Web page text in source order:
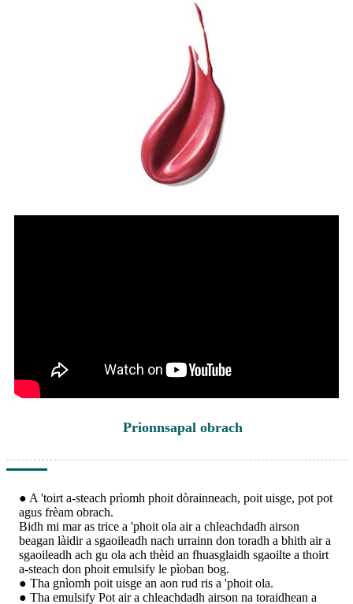
Prionnsapal obrach
● A 'toirt a-steach prìomh phoit dòrainneach, poit uisge, pot pot
agus frèam obrach.
Bidh mi mar as trice a 'phoit ola air a chleachdadh airson
beagan làidir a sgaoileadh nach urrainn don toradh a bhith air a
sgaoileadh ach gu ola ach thèid an fhuasglaidh sgaoilte a thoirt
a-steach don phoit emulsify le pìoban bog.
● Tha gnìomh poit uisge an aon rud ris a 'phoit ola.
● Tha emulsify Pot air a chleachdadh airson na toraidhean a